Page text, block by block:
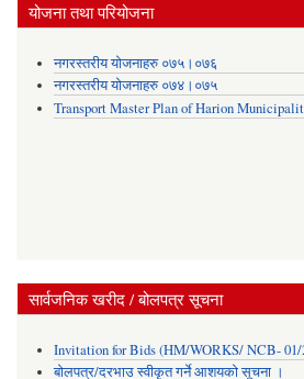
योजना तथा परियोजना
नगरस्तरीय योजनाहरु ०७५।०७६
नगरस्तरीय योजनाहरु ०७४।०७५
Transport Master Plan of Harion
सार्वजनिक खरीद / बोलपत्र सूचना
Invitation for Bids (HM/WORKS/ NCB- 01/
बोलपत्र/दरभाउ स्वीकृत गर्ने आशयको सूचना ।